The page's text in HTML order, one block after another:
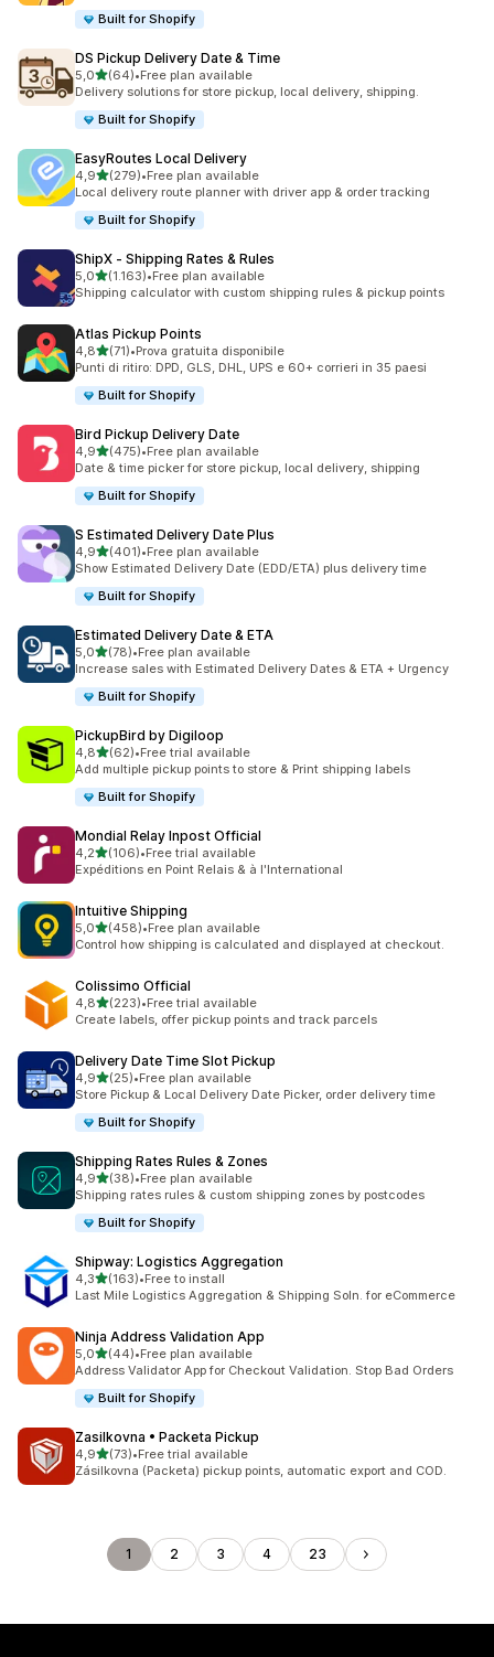
Built for Shopify
DS Pickup Delivery Date & Time
5,0stelle su 5
(64)
64 recensioni totali
•Free plan available
Delivery solutions for store pickup, local delivery, shipping.
Built for Shopify
EasyRoutes Local Delivery
4,9stelle su 5
(279)
279 recensioni totali
•Free plan available
Local delivery route planner with driver app & order tracking
Built for Shopify
ShipX ‑ Shipping Rates & Rules
5,0stelle su 5
(1.163)
1163 recensioni totali
•Free plan available
Shipping calculator with custom shipping rules & pickup points
Atlas Pickup Points
4,8stelle su 5
(71)
71 recensioni totali
•Prova gratuita disponibile
Punti di ritiro: DPD, GLS, DHL, UPS e 60+ corrieri in 35 paesi
Built for Shopify
Bird Pickup Delivery Date
4,9stelle su 5
(475)
475 recensioni totali
•Free plan available
Date & time picker for store pickup, local delivery, shipping
Built for Shopify
S Estimated Delivery Date Plus
4,9stelle su 5
(401)
401 recensioni totali
•Free plan available
Show Estimated Delivery Date (EDD/ETA) plus delivery time
Built for Shopify
Estimated Delivery Date & ETA
5,0stelle su 5
(78)
78 recensioni totali
•Free plan available
Increase sales with Estimated Delivery Dates & ETA + Urgency
Built for Shopify
PickupBird by Digiloop
4,8stelle su 5
(62)
62 recensioni totali
•Free trial available
Add multiple pickup points to store & Print shipping labels
Built for Shopify
Mondial Relay Inpost Official
4,2stelle su 5
(106)
106 recensioni totali
•Free trial available
Expéditions en Point Relais & à l'International
Intuitive Shipping
5,0stelle su 5
(458)
458 recensioni totali
•Free plan available
Control how shipping is calculated and displayed at checkout.
Colissimo Official
4,8stelle su 5
(223)
223 recensioni totali
•Free trial available
Create labels, offer pickup points and track parcels
Delivery Date Time Slot Pickup
4,9stelle su 5
(25)
25 recensioni totali
•Free plan available
Store Pickup & Local Delivery Date Picker, order delivery time
Built for Shopify
Shipping Rates Rules & Zones
4,9stelle su 5
(38)
38 recensioni totali
•Free plan available
Shipping rates rules & custom shipping zones by postcodes
Built for Shopify
Shipway: Logistics Aggregation
4,3stelle su 5
(163)
163 recensioni totali
•Free to install
Last Mile Logistics Aggregation & Shipping Soln. for eCommerce
Ninja Address Validation App
5,0stelle su 5
(44)
44 recensioni totali
•Free plan available
Address Validator App for Checkout Validation. Stop Bad Orders
Built for Shopify
Zasilkovna • Packeta Pickup
4,9stelle su 5
(73)
73 recensioni totali
•Free trial available
Zásilkovna (Packeta) pickup points, automatic export and COD.
1 2 3 4 23